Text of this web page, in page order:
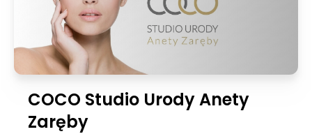
COCO Studio Urody Anety
Zaręby